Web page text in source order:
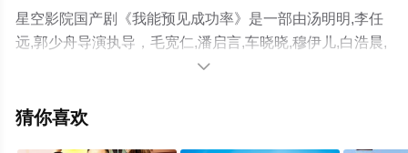
星空影院国产剧《我能预见成功率》是一部由汤明明,李任
远,郭少舟导演执导，毛宽仁,潘启言,车晓晓,穆伊儿,白浩晨,
邹梓越,一乐,爱野等演员精彩演绎的中国大陆电视剧，大结
整版电视剧全集就上星空影视，更多相关信息可移步至豆

猜你喜欢